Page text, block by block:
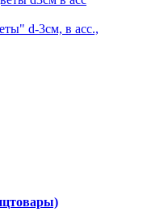
d-3см, в асс.,